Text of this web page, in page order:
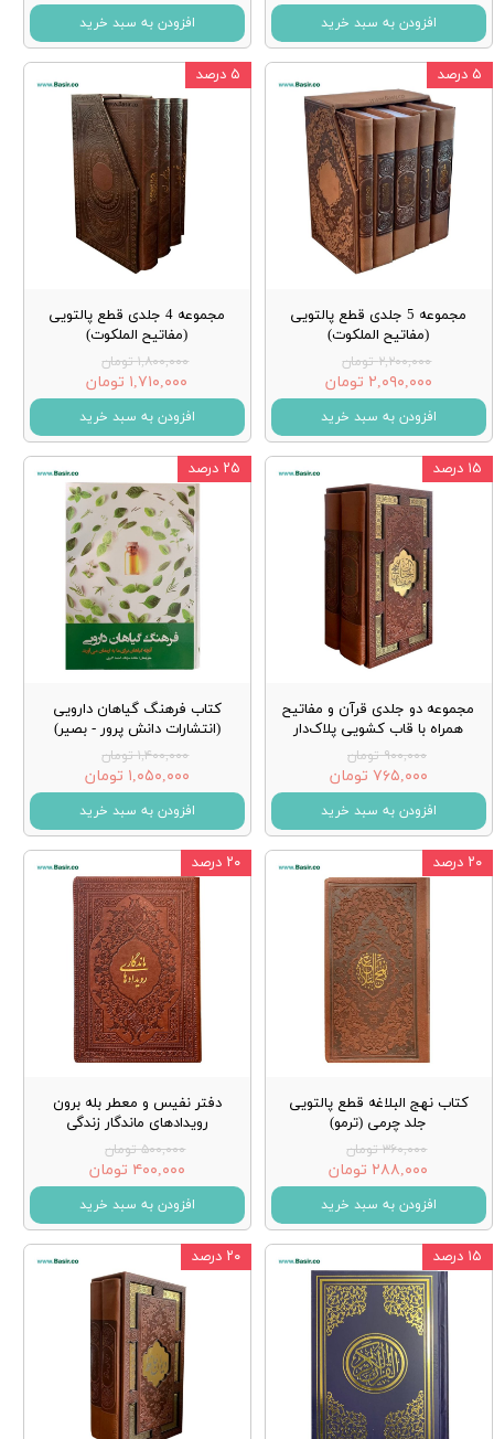
افزودن به سبد خرید افزودن به سبد خرید
مجموعه 5 جلدی قطع پالتویی
(مفاتیح الملکوت)
۲,۲۰۰,۰۰۰ تومان
۲,۰۹۰,۰۰۰ تومان
افزودن به سبد خرید
۵ درصد
مجموعه 4 جلدی قطع پالتویی
(مفاتیح الملکوت)
۱,۸۰۰,۰۰۰ تومان
۱,۷۱۰,۰۰۰ تومان
افزودن به سبد خرید
۵ درصد
مجموعه دو جلدی قرآن و مفاتیح
همراه با قاب کشویی پلاک‌دار
۹۰۰,۰۰۰ تومان
۷۶۵,۰۰۰ تومان
افزودن به سبد خرید
۱۵ درصد
کتاب فرهنگ گیاهان دارویی
(انتشارات دانش پرور - بصیر)
۱,۴۰۰,۰۰۰ تومان
۱,۰۵۰,۰۰۰ تومان
افزودن به سبد خرید
۲۵ درصد
کتاب نهج البلاغه قطع پالتویی
جلد چرمی (ترمو)
۳۶۰,۰۰۰ تومان
۲۸۸,۰۰۰ تومان
افزودن به سبد خرید
۲۰ درصد
دفتر نفیس و معطر بله برون
رویدادهای ماندگار زندگی
۵۰۰,۰۰۰ تومان
۴۰۰,۰۰۰ تومان
افزودن به سبد خرید
۲۰ درصد
۱۵ درصد ۲۰ درصد